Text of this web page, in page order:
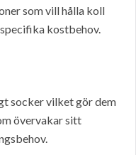
som vill hålla koll
kostbehov.
socker vilket gör dem
övervakar sitt